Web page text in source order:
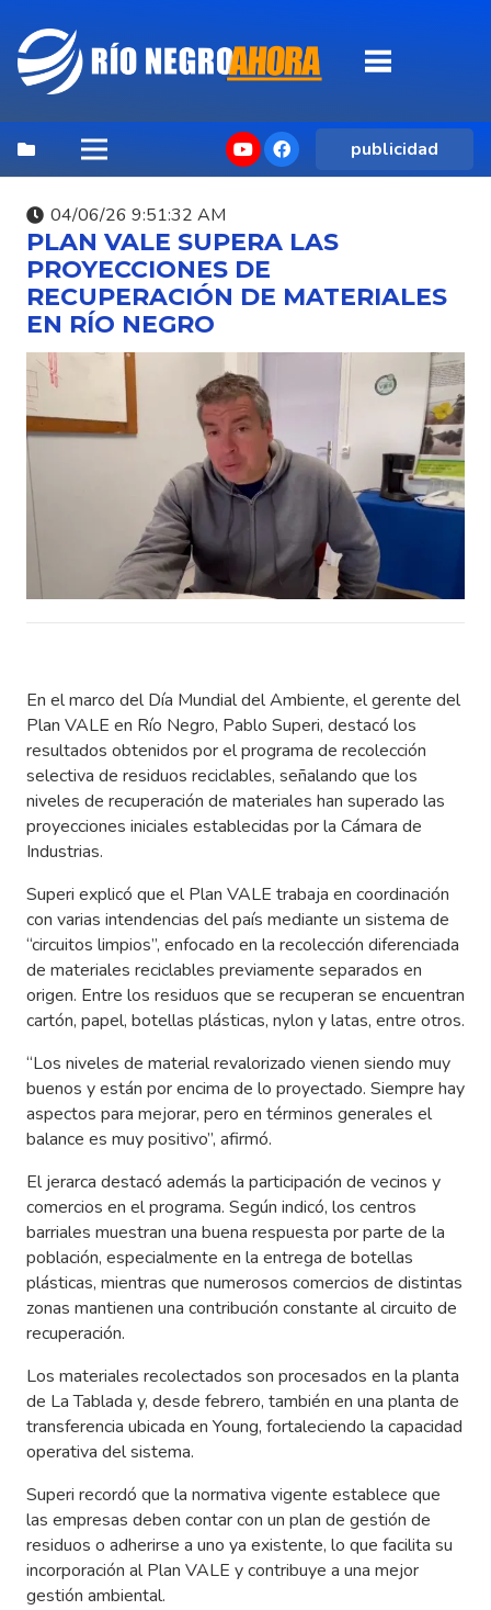
publicidad
04/06/26 9:51:32 AM
PLAN VALE SUPERA LAS
PROYECCIONES DE
RECUPERACIÓN DE MATERIALES
EN RÍO NEGRO
En el marco del Día Mundial del Ambiente, el gerente del
Plan VALE en Río Negro, Pablo Superi, destacó los
resultados obtenidos por el programa de recolección
selectiva de residuos reciclables, señalando que los
niveles de recuperación de materiales han superado las
proyecciones iniciales establecidas por la Cámara de
Industrias.
Superi explicó que el Plan VALE trabaja en coordinación
con varias intendencias del país mediante un sistema de
“circuitos limpios”, enfocado en la recolección diferenciada
de materiales reciclables previamente separados en
origen. Entre los residuos que se recuperan se encuentran
cartón, papel, botellas plásticas, nylon y latas, entre otros.
“Los niveles de material revalorizado vienen siendo muy
buenos y están por encima de lo proyectado. Siempre hay
aspectos para mejorar, pero en términos generales el
balance es muy positivo”, afirmó.
El jerarca destacó además la participación de vecinos y
comercios en el programa. Según indicó, los centros
barriales muestran una buena respuesta por parte de la
población, especialmente en la entrega de botellas
plásticas, mientras que numerosos comercios de distintas
zonas mantienen una contribución constante al circuito de
recuperación.
Los materiales recolectados son procesados en la planta
de La Tablada y, desde febrero, también en una planta de
transferencia ubicada en Young, fortaleciendo la capacidad
operativa del sistema.
Superi recordó que la normativa vigente establece que
las empresas deben contar con un plan de gestión de
residuos o adherirse a uno ya existente, lo que facilita su
incorporación al Plan VALE y contribuye a una mejor
gestión ambiental.